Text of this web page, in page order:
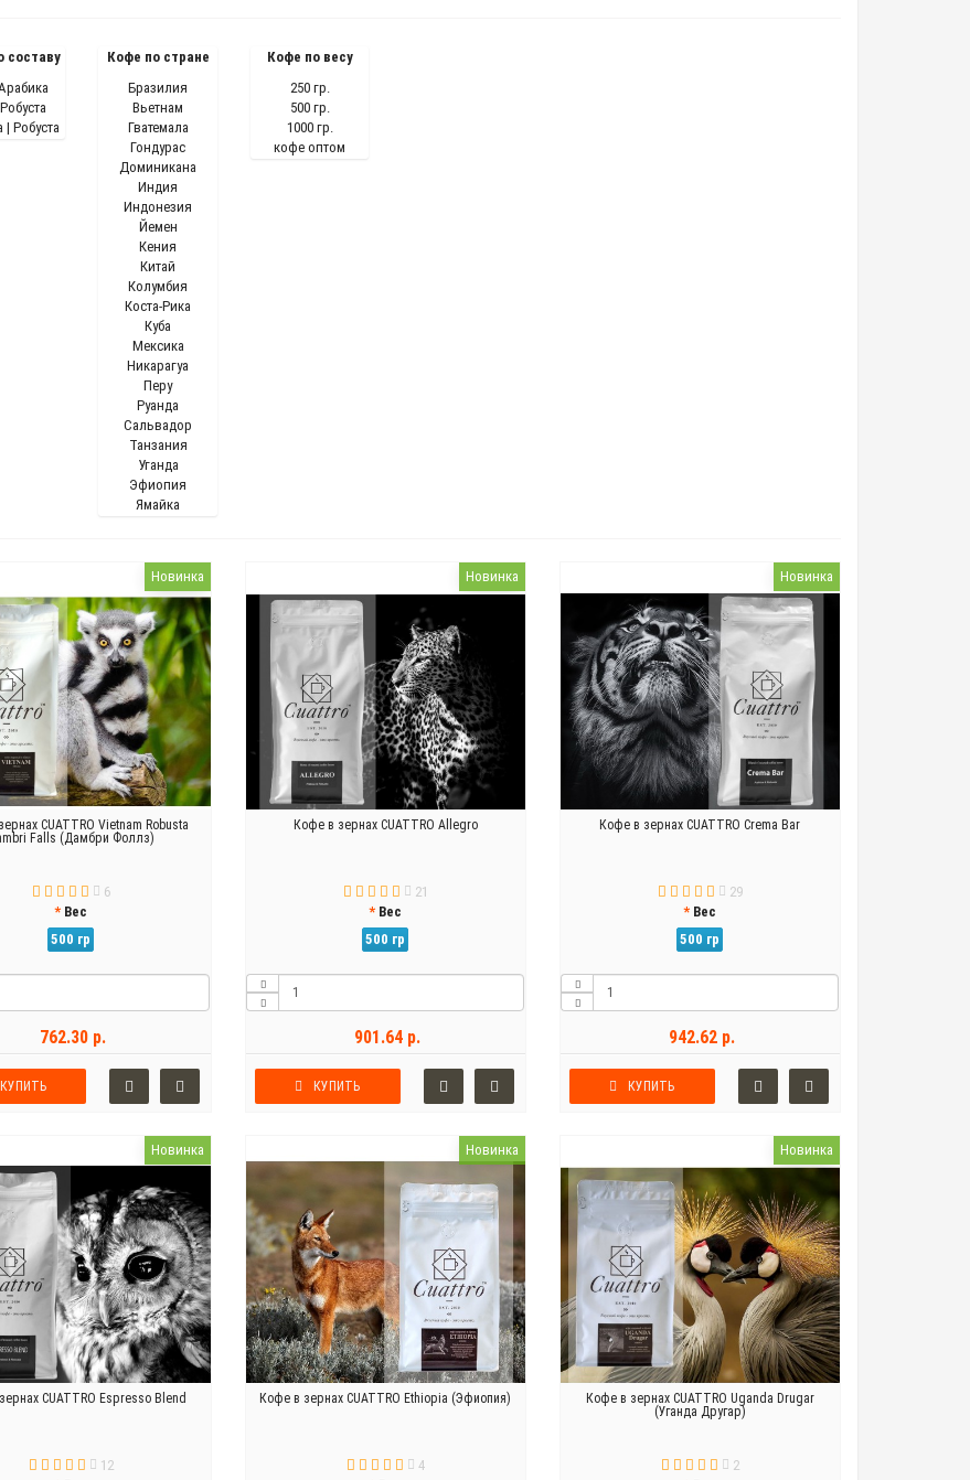
составу
| Робуста
Кофе по стране
Бразилия
Вьетнам
Гватемала
Гондурас
Доминикана
Индия
Индонезия
Йемен
Кения
Китай
Колумбия
Коста-Рика
Куба
Мексика
Никарагуа
Перу
Руанда
Сальвадор
Танзания
Уганда
Эфиопия
Ямайка
Кофе по весу
250 гр.
500 гр.
1000 гр.
кофе оптом
Новинка
CUATTRO Vietnam Robusta
Falls (Дамбри Фоллз)
6
Вес
500 гр
762.30 р.
КУПИТЬ
Новинка
Кофе в зернах CUATTRO Allegro
21
Вес
500 гр
901.64 р.
КУПИТЬ
Новинка
Кофе в зернах CUATTRO Crema Bar
29
Вес
500 гр
942.62 р.
КУПИТЬ
Новинка
CUATTRO Espresso Blend
12
Новинка
Кофе в зернах CUATTRO Ethiopia (Эфиопия)
4
Новинка
Кофе в зернах CUATTRO Uganda Drugar
(Уганда Другар)
2